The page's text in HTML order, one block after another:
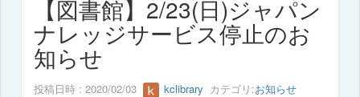
【図書館】2/23(日)ジャパン
ナレッジサービス停止のお
知らせ
投稿日時 : 2020/02/03 kclibrary カテゴリ:お知らせ